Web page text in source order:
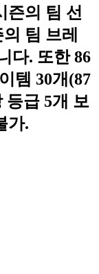
즌의 팀 선
팀 브레
다. 또한 86
템 30개(87
등급 5개 보
가.